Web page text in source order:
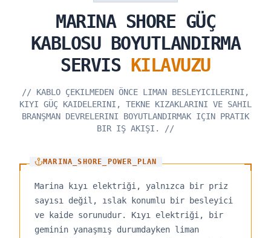
MARINA SHORE GÜÇ
KABLOSU BOYUTLANDIRMA
SERVIS KILAVUZU
// KABLO ÇEKILMEDEN ÖNCE LIMAN BESLEYICILERINI,
KIYI GÜÇ KAIDELERINI, TEKNE KIZAKLARINI VE SAHIL
BRANŞMAN DEVRELERINI BOYUTLANDIRMAK IÇIN PRATIK
BIR IŞ AKIŞI.
//
MARINA_SHORE_POWER_PLAN
Marina kıyı elektriği, yalnızca bir priz
sayısı değil, ıslak konumlu bir besleyici
ve kaide sorunudur. Kıyı elektriği, bir
geminin yanaşmış durumdayken liman